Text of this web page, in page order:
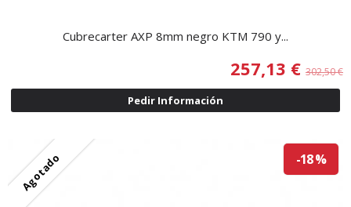
Cubrecarter AXP 8mm negro KTM 790 y...
257,13 € 302,50 €
Pedir Información
Agotado -18 %